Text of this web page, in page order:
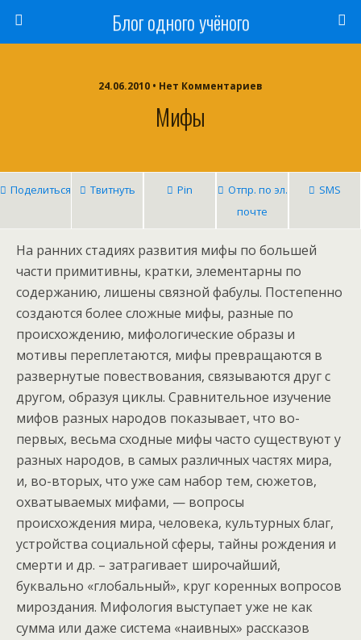
Блог одного учёного
24.06.2010 • Нет Комментариев
Мифы
Поделиться Твитнуть Pin
Отпр. по эл.
почте
SMS
На ранних стадиях развития мифы по большей
части примитивны, кратки, элементарны по
содержанию, лишены связной фабулы. Постепенно
создаются более сложные мифы, разные по
происхождению, мифологические образы и
мотивы переплетаются, мифы превращаются в
развернутые повествования, связываются друг с
другом, образуя циклы. Сравнительное изучение
мифов разных народов показывает, что во-
первых, весьма сходные мифы часто существуют у
разных народов, в самых различных частях мира,
и, во-вторых, что уже сам набор тем, сюжетов,
охватываемых мифами, — вопросы
происхождения мира, человека, культурных благ,
устройства социальной сферы, тайны рождения и
смерти и др. – затрагивает широчайший,
буквально «глобальный», круг коренных вопросов
мироздания. Мифология выступает уже не как
сумма или даже система «наивных» рассказов